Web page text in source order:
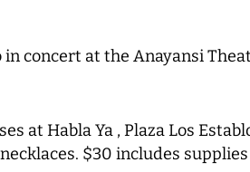
in concert at the Anayansi
at Habla Ya , Plaza Los
$30 includes